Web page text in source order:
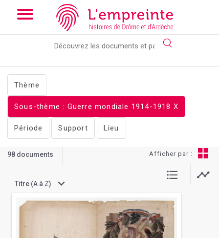
Array ( [slug] => documents [stheme] => Guerre mondiale 1914-
1918 )// Add the new slick-theme.css if you want the default
Thème
Sous-thème : Guerre mondiale 1914-1918 X
Période Support Lieu
98 documents
Titre (A à Z)
Afficher par :